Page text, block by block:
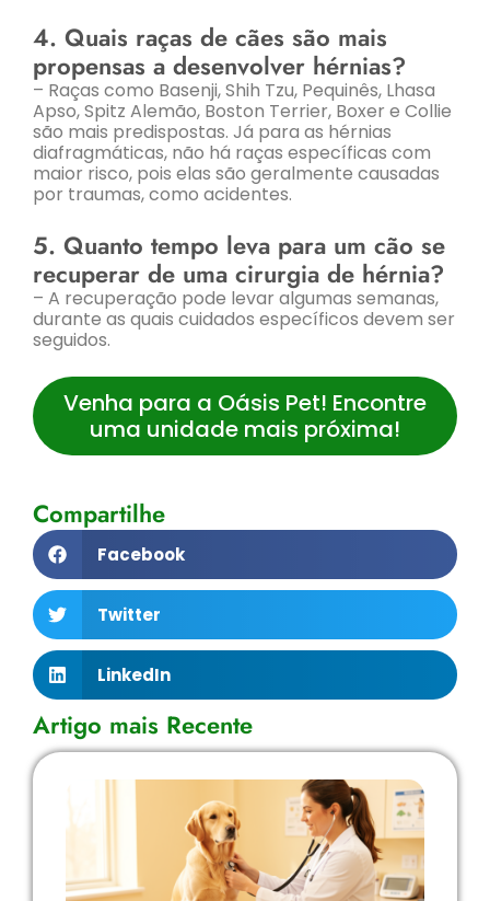
4. Quais raças de cães são mais
propensas a desenvolver hérnias?
– Raças como Basenji, Shih Tzu, Pequinês, Lhasa
Apso, Spitz Alemão, Boston Terrier, Boxer e Collie
são mais predispostas. Já para as hérnias
diafragmáticas, não há raças específicas com
maior risco, pois elas são geralmente causadas
por traumas, como acidentes.
5. Quanto tempo leva para um cão se
recuperar de uma cirurgia de hérnia?
– A recuperação pode levar algumas semanas,
durante as quais cuidados específicos devem ser
seguidos.
Venha para a Oásis Pet! Encontre
uma unidade mais próxima!
Compartilhe
Facebook
Twitter
LinkedIn
Artigo mais Recente